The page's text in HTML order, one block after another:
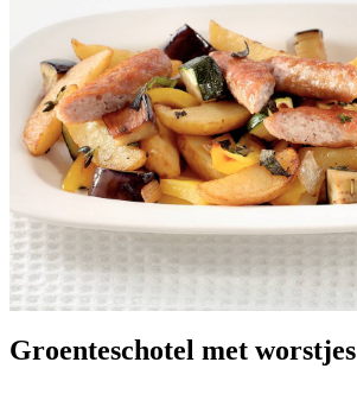
Groenteschotel met worstjes